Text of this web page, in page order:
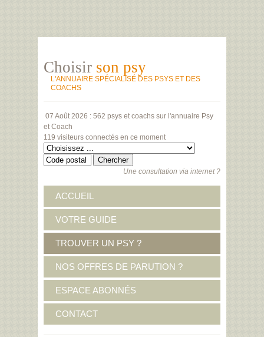
Choisir son psy
L'ANNUAIRE SPÉCIALISÉ DES PSYS ET DES
COACHS
07 Août 2026 : 562 psys et coachs sur l'annuaire Psy
et Coach
119 visiteurs connectés en ce moment
Une consultation via internet ?
ACCUEIL
VOTRE GUIDE
TROUVER UN PSY ?
NOS OFFRES DE PARUTION ?
ESPACE ABONNÉS
CONTACT